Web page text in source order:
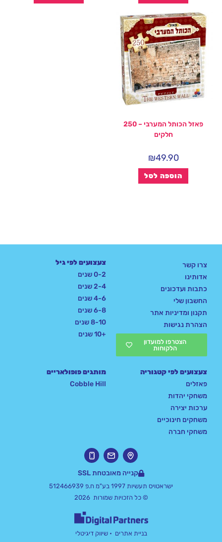
פאזל הכותל המערבי – 250
חלקים
₪49.90
הוספה לסל
צרו קשר
אדותינו
כתבות ועדכונים
החשבון שלי
תקנון ומדיניות אתר
הצהרת נגישות
הצטרפו למועדון
הלקוחות
צעצועים לפי גיל
0-2 שנים
2-4 שנים
4-6 שנים
6-8 שנים
8-10 שנים
+10 שנים
צעצועים לפי קטגוריה
פאזלים
משחקי יהדות
ערכות יצירה
משחקים חינוכיים
משחקי חברה
מותגים פופולאריים
Cobble Hill
קנייה מאובטחת SSL
ישראטויס תעשיות 1997 בע"מ ח.פ 512466939
© כל הזכויות שמורות 2026
בניית אתרים • שיווק דיגיטלי